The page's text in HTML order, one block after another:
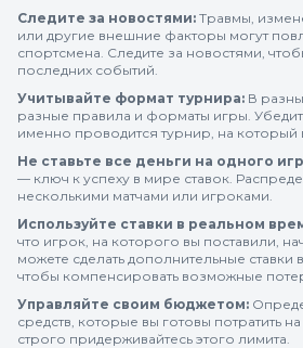
Следите за новостями: Травмы,
или другие внешние факторы могут
спортсмена. Следите за новостями,
последних событий.
Учитывайте формат турнира: В
разные правила и форматы игры.
именно проводится турнир, на который
Не ставьте все деньги на одного
— ключ к успеху в мире ставок.
несколькими матчами или игроками.
Используйте ставки в реальном
что игрок, на которого вы поставили,
можете сделать дополнительные ставки
чтобы компенсировать возможные
Управляйте своим бюджетом:
средств, которые вы готовы потратить на
строго придерживайтесь этого лимита.